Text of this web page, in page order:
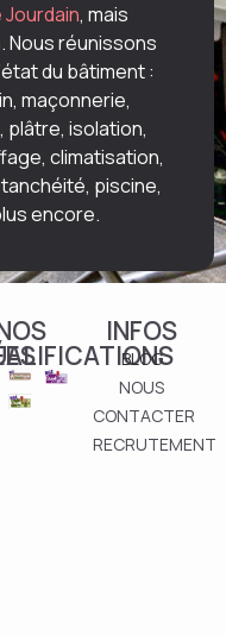
Jourdain, mais
. Nous réunissons
du bâtiment :
maçonnerie,
isolation,
climatisation,
piscine,
encore.
INFOS
BLOG
NOUS
CONTACTER
RECRUTEMENT